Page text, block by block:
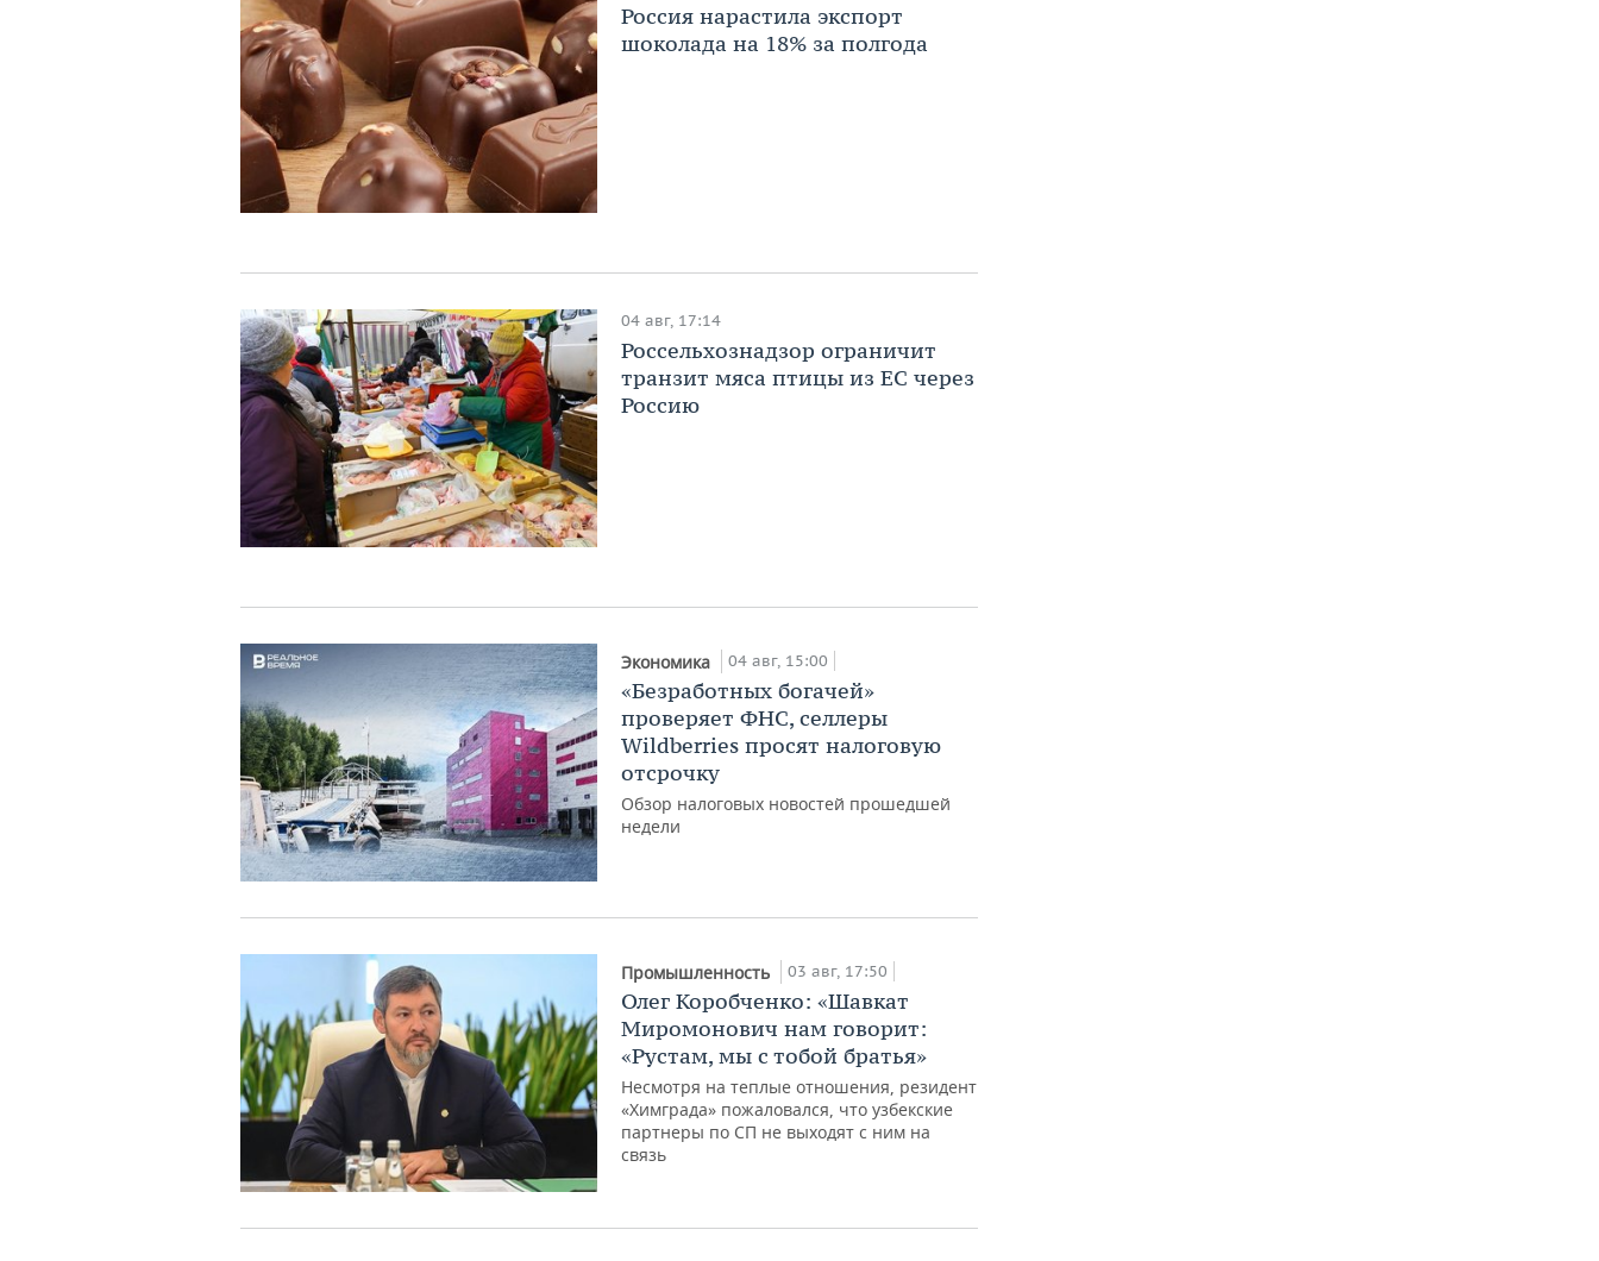
Россия нарастила экспорт
шоколада на 18% за полгода
04 авг, 17:14
Россельхознадзор ограничит
транзит мяса птицы из ЕС через
Россию
Экономика 04 авг, 15:00
«Безработных богачей»
проверяет ФНС, селлеры
Wildberries просят налоговую
отсрочку
Обзор налоговых новостей прошедшей
недели
Промышленность 03 авг, 17:50
Олег Коробченко: «Шавкат
Миромонович нам говорит:
«Рустам, мы с тобой братья»
Несмотря на теплые отношения, резидент
«Химграда» пожаловался, что узбекские
партнеры по СП не выходят с ним на
связь